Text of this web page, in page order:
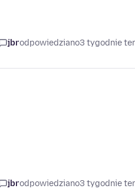
jbrodpowiedziano3 tygodnie
jbrodpowiedziano3 tygodnie